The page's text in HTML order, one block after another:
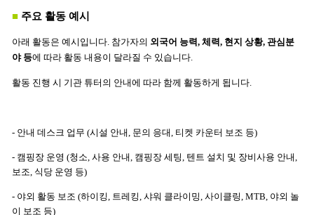
■ 주요 활동 예시
아래 활동은 예시입니다. 참가자의 외국어 능력, 체력, 현지 상황, 관심분
야 등에 따라 활동 내용이 달라질 수 있습니다.
활동 진행 시 기관 튜터의 안내에 따라 함께 활동하게 됩니다.
- 안내 데스크 업무 (시설 안내, 문의 응대, 티켓 카운터 보조 등)
- 캠핑장 운영 (청소, 사용 안내, 캠핑장 세팅, 텐트 설치 및 장비사용 안내,
보조, 식당 운영 등)
- 야외 활동 보조 (하이킹, 트레킹, 샤워 클라이밍, 사이클링, MTB, 야외 놀
이 보조 등)